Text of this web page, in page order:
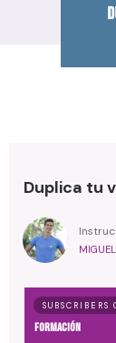
Duplica tu
SUBSCRIBERS
Formación